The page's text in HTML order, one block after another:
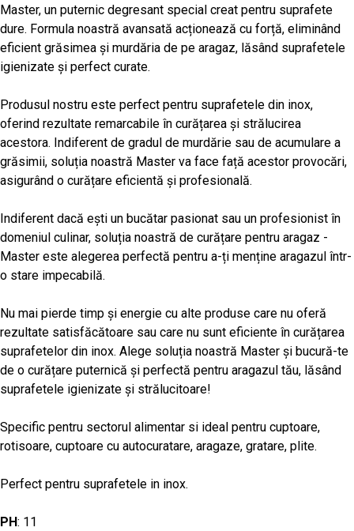
Master, un puternic degresant special creat pentru suprafete
dure. Formula noastră avansată acționează cu forță, eliminând
eficient grăsimea și murdăria de pe aragaz, lăsând suprafetele
igienizate și perfect curate.
Produsul nostru este perfect pentru suprafetele din inox,
oferind rezultate remarcabile în curățarea și strălucirea
acestora. Indiferent de gradul de murdărie sau de acumulare a
grăsimii, soluția noastră Master va face față acestor provocări,
asigurând o curățare eficientă și profesională.
Indiferent dacă ești un bucătar pasionat sau un profesionist în
domeniul culinar, soluția noastră de curățare pentru aragaz -
Master este alegerea perfectă pentru a-ți menține aragazul într-
o stare impecabilă.
Nu mai pierde timp și energie cu alte produse care nu oferă
rezultate satisfăcătoare sau care nu sunt eficiente în curățarea
suprafetelor din inox. Alege soluția noastră Master și bucură-te
de o curățare puternică și perfectă pentru aragazul tău, lăsând
suprafetele igienizate și strălucitoare!
Specific pentru sectorul alimentar si ideal pentru cuptoare,
rotisoare, cuptoare cu autocuratare, aragaze, gratare, plite.
Perfect pentru suprafetele in inox.
PH: 11